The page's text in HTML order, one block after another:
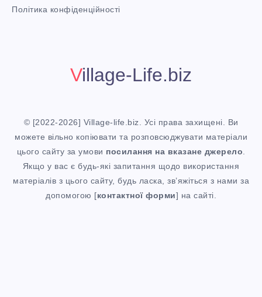
i
t
Політика конфіденційності
Village-Life.biz
© [2022-2026] Village-life.biz. Усі права захищені. Ви
можете вільно копіювати та розповсюджувати матеріали
цього сайту за умови посилання на вказане джерело
Якщо у вас є будь-які запитання щодо використання
матеріалів з цього сайту, будь ласка, зв’яжіться з нами за
допомогою [контактної форми] на сайті.